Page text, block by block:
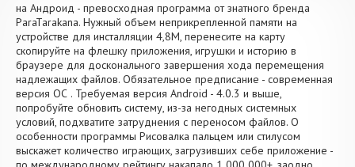
на Андроид - превосходная программа от знатного бренда
ParaTarakana. Нужный объем неприкрепленной памяти на
устройстве для инсталляции 4,8M, перенесите на карту
скопируйте на флешку приложения, игрушки и историю в
браузере для досконального завершения хода перемещения
надлежащих файлов. Обязательное предписание - современная
версия ОС . Требуемая версия Android - 4.0.3 и выше,
попробуйте обновить систему, из-за негодных системных
условий, подхватите затруднения с переносом файлов. О
особенности программы Рисовалка пальцем или стилусом
выскажет количество играющих, загрузивших себе приложение -